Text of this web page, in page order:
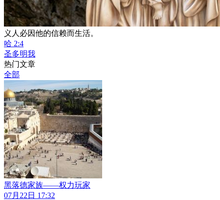
义人必因他的信赖而生活。
哈 2:4
圣多明我
热门文章
全部
黑落德家族——权力玩家
07月22日 17:32